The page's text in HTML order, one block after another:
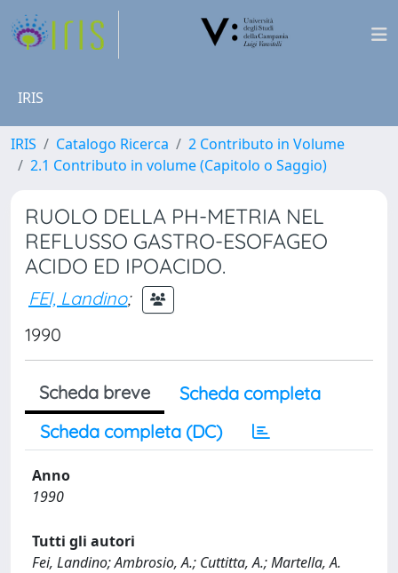
IRIS
IRIS Catalogo Ricerca
2 Contributo in Volume
2.1 Contributo in volume (Capitolo o Saggio)
RUOLO DELLA PH-METRIA NEL
REFLUSSO GASTRO-ESOFAGEO
ACIDO ED IPOACIDO.
FEI, Landino;
1990
Scheda breve
Scheda completa
Scheda completa (DC)
Anno
1990
Tutti gli autori
Fei, Landino; Ambrosio, A.; Cuttitta, A.; Martella, A.